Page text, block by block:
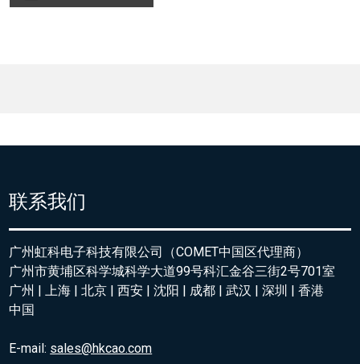
联系我们
广州虹科电子科技有限公司（COMET中国区代理商）
广州市黄埔区科学城科学大道99号科汇金谷三街2号701室
广州 | 上海 | 北京 | 西安 | 沈阳 | 成都 | 武汉 | 深圳 | 香港
中国
E-mail: sales@hkcao.com